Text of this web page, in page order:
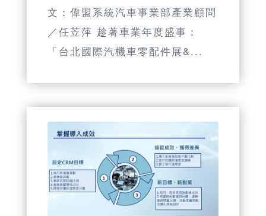
文：偉盟系統汽車事業部產業顧問
／任苙萍 趁著車業年度盛事：
「台北國際汽機車零配件展&...